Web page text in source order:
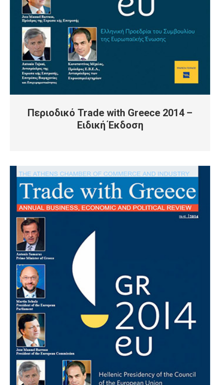
Περιοδικό Trade with Greece 2014 –
Ειδική Έκδοση